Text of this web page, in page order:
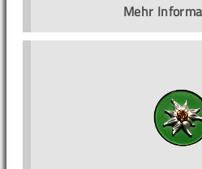
Mehr